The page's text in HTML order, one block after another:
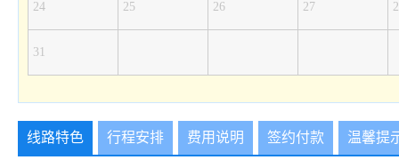
24 25 26 27
31
线路特色 行程安排 费用说明 签约付款 温馨提